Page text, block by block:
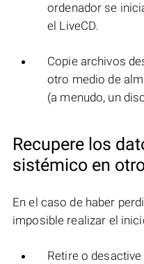
ordenador se
el LiveCD.
Copie archivos
otro medio de
(a menudo, un
Recupere los
sistémico en
En el caso de haber
imposible realizar el
Retire o